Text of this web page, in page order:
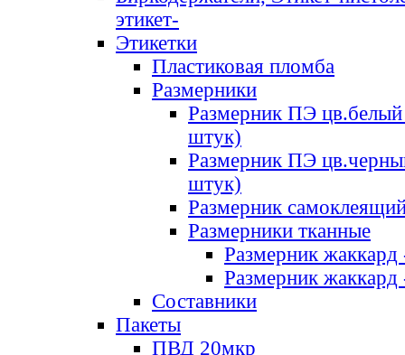
этикет-
Этикетки
Пластиковая пломба
Размерники
Размерник ПЭ цв.белый
штук)
Размерник ПЭ
штук)
Размерник
Размерники тканные
Размерник
Размерник
Составники
Пакеты
ПВД 20мкр